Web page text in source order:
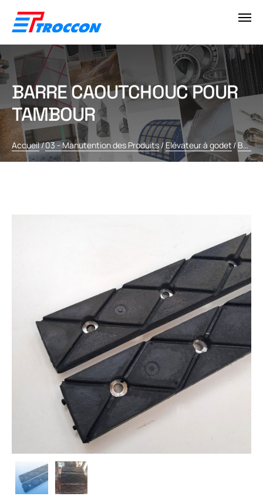
BARRE CAOUTCHOUC POUR
TAMBOUR
Accueil/03 - Manutention des Produits /Elévateur à godet / Barre caoutchouc pour tambour